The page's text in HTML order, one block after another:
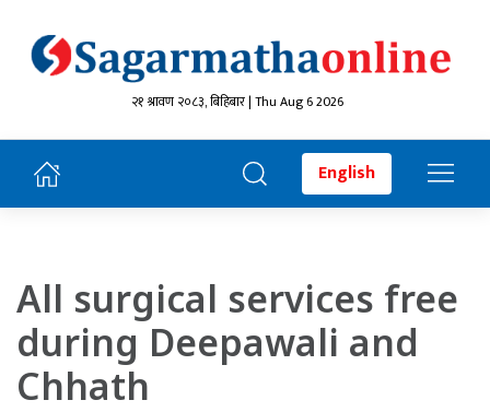
२१ श्रावण २०८३, बिहिबार | Thu Aug 6 2026
English
All surgical services free
during Deepawali and
Chhath